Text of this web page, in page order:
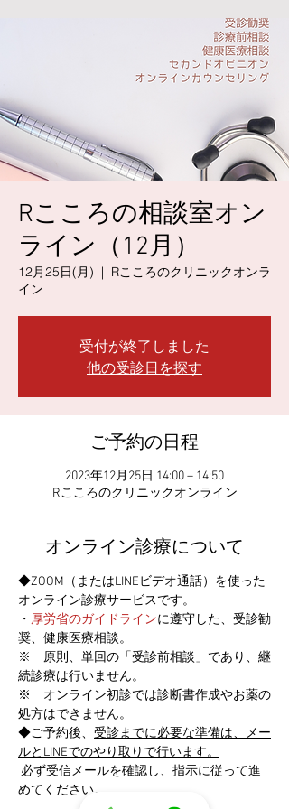
Rこころの相談室オン
ライン（12月）
12月25日(月)
  |
Rこころのクリニックオンラ
イン
受付が終了しました
他の受診日を探す
ご予約の日程
2023年12月25日 14:00 – 14:50
Rこころのクリニックオンライン
オンライン診療について
◆ZOOM（またはLINEビデオ通話）を使った
オンライン診療サービスです。
・ 厚労省のガイドラインに遵守した、受診勧
奨、健康医療相談。
※　原則、単回の「受診前相談」であり、継
続診療は行いません。
※　オンライン初診では診断書作成やお薬の
処方はできません。
◆ご予約後、 受診までに必要な準備は、メー
ルとLINEでのやり取りで行います。
必ず受信メールを確認し、指示に従って進
めてください。